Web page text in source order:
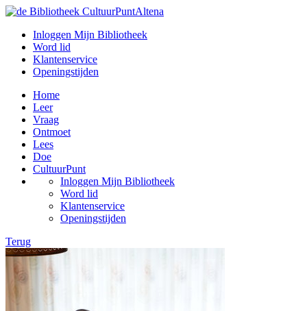
Inloggen Mijn Bibliotheek
Word lid
Klantenservice
Openingstijden
Home
Leer
Vraag
Ontmoet
Lees
Doe
CultuurPunt
Inloggen Mijn Bibliotheek
Word lid
Klantenservice
Openingstijden
Terug